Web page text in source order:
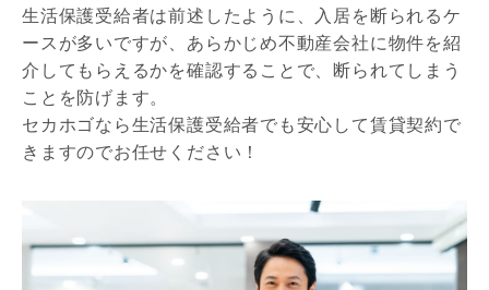
生活保護受給者は前述したように、入居を断られるケ
ースが多いですが、あらかじめ不動産会社に物件を紹
介してもらえるかを確認することで、断られてしまう
ことを防げます。
セカホゴなら生活保護受給者でも安心して賃貸契約で
きますのでお任せください！